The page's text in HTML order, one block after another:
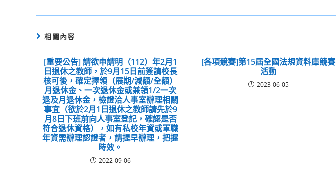
相關內容
[重要公告] 請欲申請明（112）年2月1
日退休之教師，於9月15日前簽請校長
核可後，確定擇領（展期/減額/全額）
月退休金、一次退休金或兼領1/2一次
退及月退休金，檢證洽人事室辦理相關
事宜（欲於2月1日退休之教師請先於9
月8日下班前向人事室登記，確認是否
符合退休資格），如有私校年資或軍職
年資需辦理認證者，請提早辦理，把握
時效。
2022-09-06
[各項競賽]第15屆全國法規資料庫競賽
活動
2023-06-05